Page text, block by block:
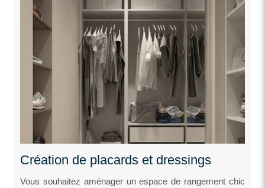
Création de placards et dressings
Vous souhaitez aménager un espace de rangement chic